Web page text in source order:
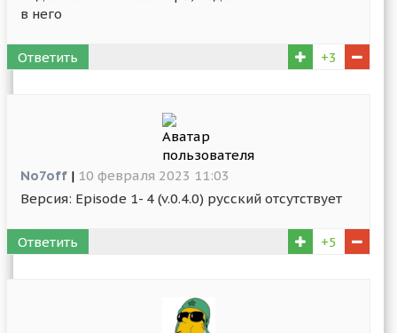
в него
Ответить +3
No7off | 10 февраля 2023 11:03
Версия: Episode 1- 4 (v.0.4.0) русский отсутствует
Ответить +5